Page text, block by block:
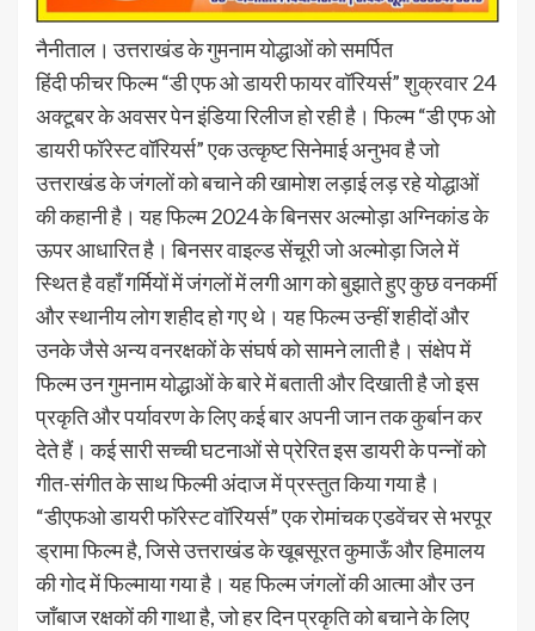
नैनीताल। उत्तराखंड के गुमनाम योद्धाओं को समर्पित
हिंदी फीचर फिल्म “डी एफ ओ डायरी फायर वॉरियर्स” शुक्रवार 24
अक्टूबर के अवसर पेन इंडिया रिलीज हो रही है। फिल्म “डी एफ ओ
डायरी फॉरेस्ट वॉरियर्स” एक उत्कृष्ट सिनेमाई अनुभव है जो
उत्तराखंड के जंगलों को बचाने की खामोश लड़ाई लड़ रहे योद्धाओं
की कहानी है। यह फिल्म 2024 के बिनसर अल्मोड़ा अग्निकांड के
ऊपर आधारित है। बिनसर वाइल्ड सेंचूरी जो अल्मोड़ा जिले में
स्थित है वहाँ गर्मियों में जंगलों में लगी आग को बुझाते हुए कुछ वनकर्मी
और स्थानीय लोग शहीद हो गए थे। यह फिल्म उन्हीं शहीदों और
उनके जैसे अन्य वनरक्षकों के संघर्ष को सामने लाती है। संक्षेप में
फिल्म उन गुमनाम योद्धाओं के बारे में बताती और दिखाती है जो इस
प्रकृति और पर्यावरण के लिए कई बार अपनी जान तक कुर्बान कर
देते हैं। कई सारी सच्ची घटनाओं से प्रेरित इस डायरी के पन्नों को
गीत-संगीत के साथ फिल्मी अंदाज में प्रस्तुत किया गया है।
“डीएफओ डायरी फॉरेस्ट वॉरियर्स” एक रोमांचक एडवेंचर से भरपूर
ड्रामा फिल्म है, जिसे उत्तराखंड के खूबसूरत कुमाऊँ और हिमालय
की गोद में फिल्माया गया है। यह फिल्म जंगलों की आत्मा और उन
जाँबाज रक्षकों की गाथा है, जो हर दिन प्रकृति को बचाने के लिए